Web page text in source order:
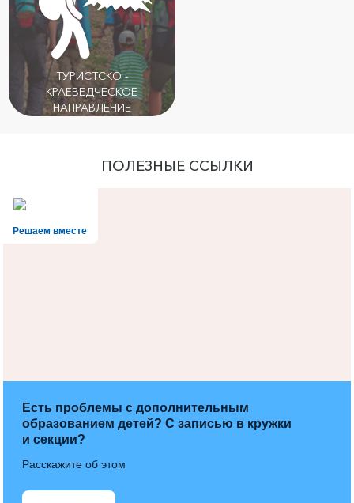
ТУРИСТСКО -
КРАЕВЕДЧЕСКОЕ
НАПРАВЛЕНИЕ
ПОЛЕЗНЫЕ ССЫЛКИ
Решаем вместе
Есть проблемы с дополнительным
образованием детей? С записью в кружки
и секции?
Расскажите об этом